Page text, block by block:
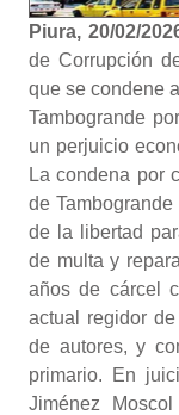
Piura, 20/02/
de Corrupción
que se condene
Tambogrande
un perjuicio
La condena por
de
de la libertad
de multa y
años de cárcel
actual regidor
de autores, y
primario. En
Jiménez